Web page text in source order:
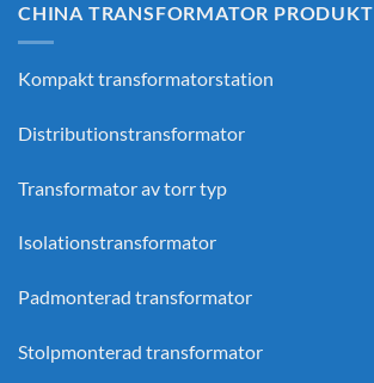
CHINA TRANSFORMATOR PRODUKT
Kompakt transformatorstation
Distributionstransformator
Transformator av torr typ
Isolationstransformator
Padmonterad transformator
Stolpmonterad transformator